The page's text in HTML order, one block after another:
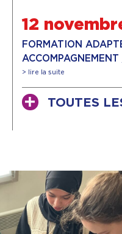
12
FORMATION
> lire la suite
TOUTES